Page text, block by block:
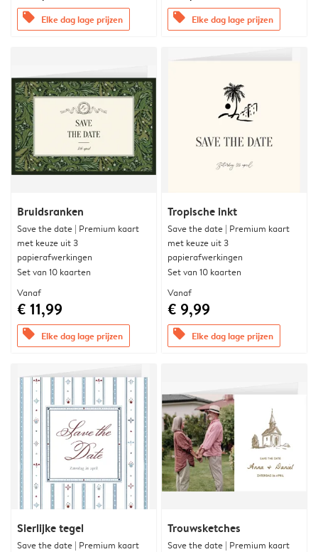
offers Elke dag lage prijzen offers Elke dag lage prijzen
Bruidsranken
Save the date | Premium kaart
met keuze uit 3
papierafwerkingen
Set van 10 kaarten
Vanaf
€ 11,99
offers Elke dag lage prijzen
Tropische inkt
Save the date | Premium kaart
met keuze uit 3
papierafwerkingen
Set van 10 kaarten
Vanaf
€ 9,99
offers Elke dag lage prijzen
Sierlijke tegel
Save the date | Premium kaart
Trouwsketches
Save the date | Premium kaart